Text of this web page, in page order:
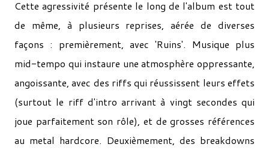
Cette agressivité présente le long de l'album est tout
de même, à plusieurs reprises, aérée de diverses
façons : premièrement, avec 'Ruins'. Musique plus
mid-tempo qui instaure une atmosphère oppressante,
angoissante, avec des riffs qui réussissent leurs effets
(surtout le riff d'intro arrivant à vingt secondes qui
joue parfaitement son rôle), et de grosses références
au metal hardcore. Deuxièmement, des breakdowns